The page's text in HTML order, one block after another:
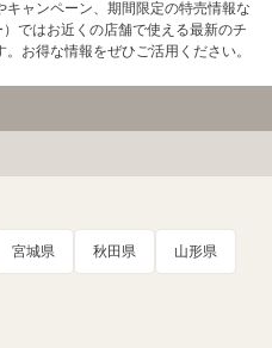
ャンペーン、期間限定の特売情報な
ではお近くの店舗で使える最新のチ
お得な情報をぜひご活用ください。
宮城県 秋田県 山形県